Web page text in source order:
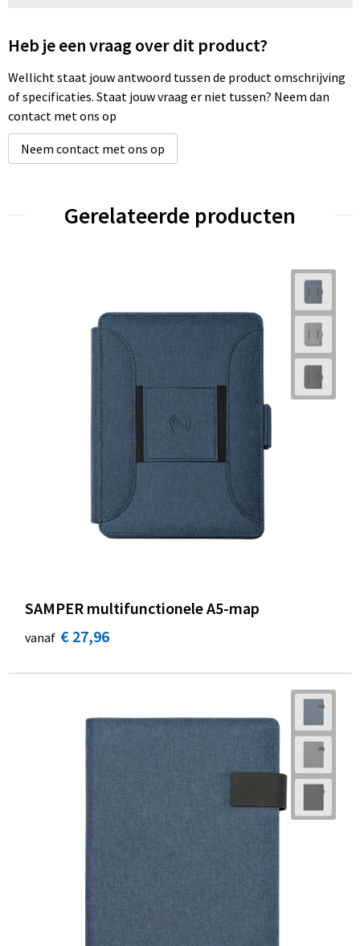
Heb je een vraag over dit product?
Wellicht staat jouw antwoord tussen de product omschrijving
of specificaties. Staat jouw vraag er niet tussen? Neem dan
contact met ons op
Neem contact met ons op
Gerelateerde producten
SAMPER multifunctionele A5-map
vanaf € 27,96